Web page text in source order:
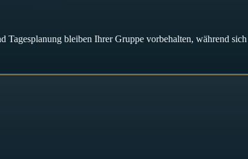
Tagesplanung bleiben Ihrer Gruppe vorbehalten, während